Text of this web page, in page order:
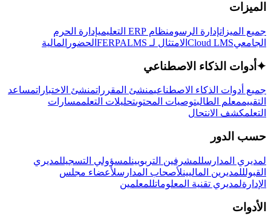
الميزات
جميع الميزاتإدارة الرسومنظام ERP التعليمي
إدارة الحرم
الجامعيCloud LMS الامتثال لـ FERPA LMS الحضور المالية
✦ أدوات الذكاء الاصطناعي
جميع أدوات الذكاء الاصطناعيمنشئ المقرراتمنشئ الاختباراتمساعد
التقييممعلم الطالبتوصيات المحتوىتحليلات التعلممسارات
التعلمكشف الانتحال
حسب الدور
لمديري المدارسللمشرفين التربويينلمسؤولي التسجيللمديري
القبولللمديرين الماليينلأصحاب المدارسلأعضاء مجلس
الإدارةلمديري تقنية المعلوماتللمعلمين
الأدوات